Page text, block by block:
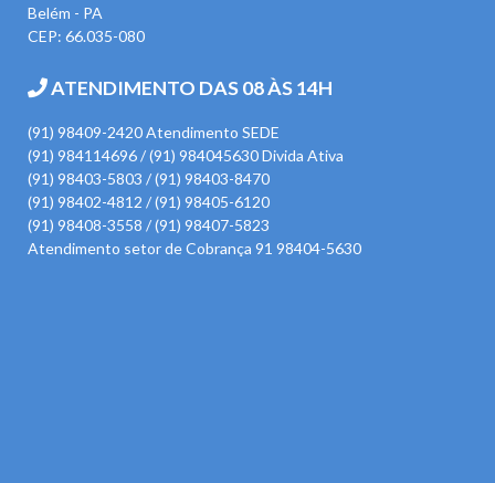
Belém - PA
CEP: 66.035-080
ATENDIMENTO DAS 08 ÀS 14H
(91) 98409-2420 Atendimento SEDE
(91) 984114696 / (91) 984045630 Divida Ativa
(91) 98403-5803 / (91) 98403-8470
(91) 98402-4812 / (91) 98405-6120
(91) 98408-3558 / (91) 98407-5823
Atendimento setor de Cobrança 91 98404-5630